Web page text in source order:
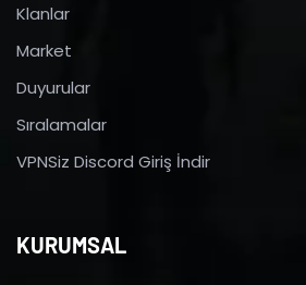
Klanlar
Market
Duyurular
Sıralamalar
VPNSiz Discord Giriş İndir
KURUMSAL